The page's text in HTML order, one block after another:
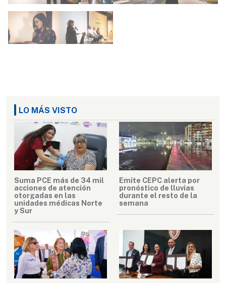
LO MÁS VISTO
Suma PCE más de 34 mil
acciones de atención
otorgadas en las
unidades médicas Norte
y Sur
Emite CEPC alerta por
pronóstico de lluvias
durante el resto de la
semana